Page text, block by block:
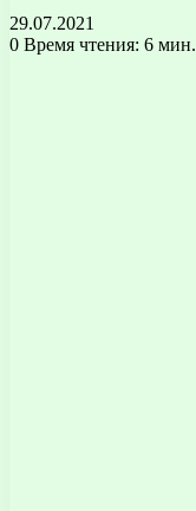
29.07.2021
0 Время чтения: 6 мин.